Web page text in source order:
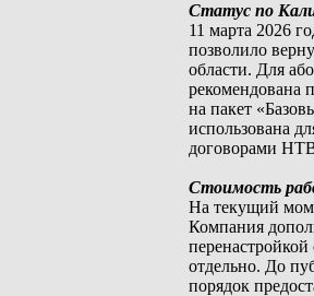
Статус по
11 марта 2026
позволило
области. Для
рекомендована
на пакет
использована
договорами
Стоимость
На текущий
Компания
отдельно. До
порядок